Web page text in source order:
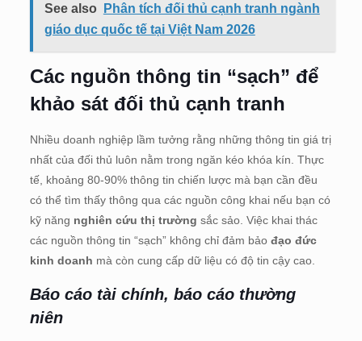
See also
Phân tích đối thủ cạnh tranh ngành
giáo dục quốc tế tại Việt Nam 2026
Các nguồn thông tin “sạch” để
khảo sát đối thủ cạnh tranh
Nhiều doanh nghiệp lầm tưởng rằng những thông tin giá trị
nhất của đối thủ luôn nằm trong ngăn kéo khóa kín. Thực
tế, khoảng 80-90% thông tin chiến lược mà bạn cần đều
có thể tìm thấy thông qua các nguồn công khai nếu bạn có
kỹ năng nghiên cứu thị trường sắc sảo. Việc khai thác
các nguồn thông tin “sạch” không chỉ đảm bảo đạo đức
kinh doanh mà còn cung cấp dữ liệu có độ tin cậy cao.
Báo cáo tài chính, báo cáo thường
niên